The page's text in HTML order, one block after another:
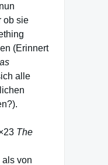
ob sie
(Erinnert
alle
The
als von